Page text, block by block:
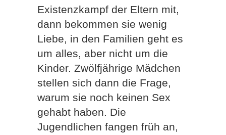
Existenzkampf der Eltern mit,
dann bekommen sie wenig
Liebe, in den Familien geht es
um alles, aber nicht um die
Kinder. Zwölfjährige Mädchen
stellen sich dann die Frage,
warum sie noch keinen Sex
gehabt haben. Die
Jugendlichen fangen früh an,